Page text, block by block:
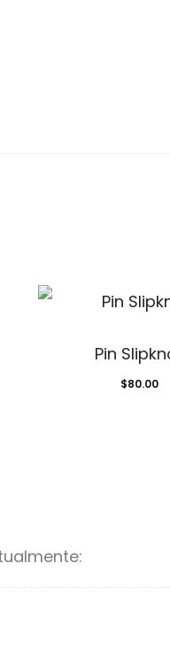
Pin
$80.00